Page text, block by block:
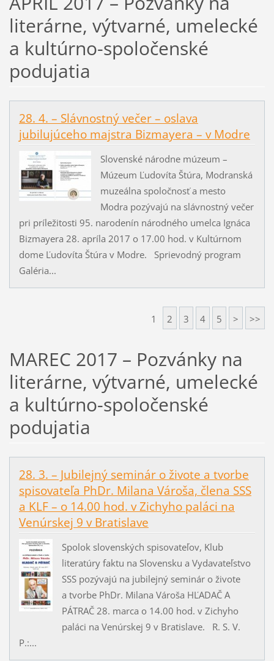
literárne, výtvarné, umelecké
a kultúrno-spoločenské
podujatia
28. 4. – Slávnostný večer – oslava
jubilujúceho majstra Bizmayera – v Modre
Slovenské národne múzeum –
Múzeum Ľudovíta Štúra, Modranská
muzeálna spoločnosť a mesto
Modra pozývajú na slávnostný večer
pri príležitosti 95. narodenín národného umelca Ignáca
Bizmayera 28. apríla 2017 o 17.00 hod. v Kultúrnom
dome Ľudovíta Štúra v Modre. Sprievodný program
Galéria...
1 2 3 4 5 > >>
MAREC 2017 – Pozvánky na
literárne, výtvarné, umelecké
a kultúrno-spoločenské
podujatia
28. 3. – Jubilejný seminár o živote a tvorbe
spisovateľa PhDr. Milana Vároša, člena SSS
a KLF – o 14.00 hod. v Zichyho paláci na
Venúrskej 9 v Bratislave
Spolok slovenských spisovateľov, Klub
literatúry faktu na Slovensku a Vydavateľstvo
SSS pozývajú na jubilejný seminár o živote
a tvorbe PhDr. Milana Vároša HĽADAČ A
PÁTRAČ 28. marca o 14.00 hod. v Zichyho
paláci na Venúrskej 9 v Bratislave. R. S. V.
P.:...